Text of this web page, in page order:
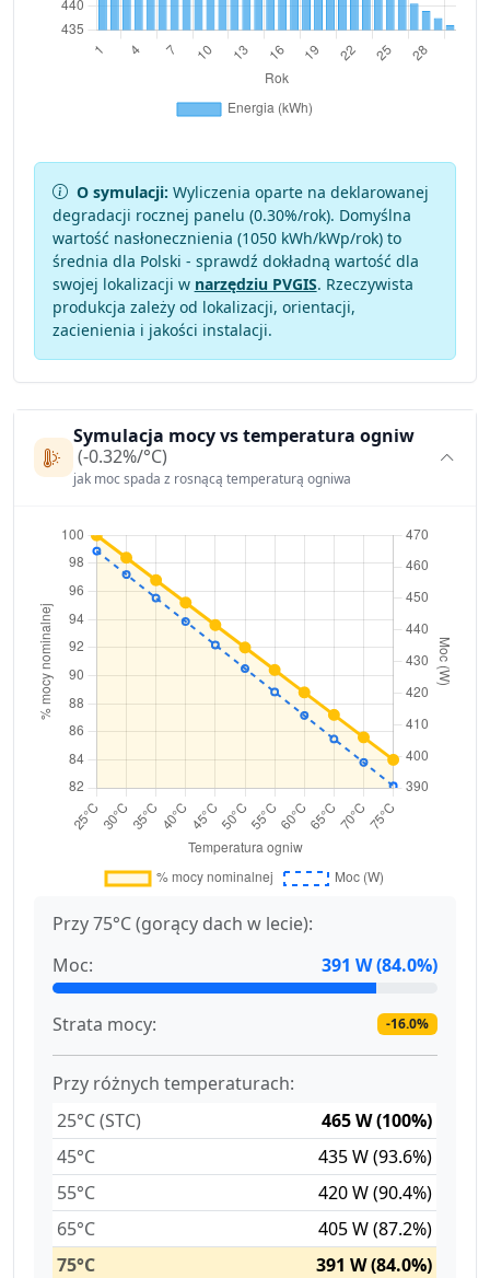
O symulacji: Wyliczenia oparte na deklarowanej
degradacji rocznej panelu (0.30%/rok). Domyślna
wartość nasłonecznienia (1050 kWh/kWp/rok) to
średnia dla Polski - sprawdź dokładną wartość dla
swojej lokalizacji w narzędziu PVGIS. Rzeczywista
produkcja zależy od lokalizacji, orientacji,
zacienienia i jakości instalacji.
Symulacja mocy vs temperatura ogniw
(-0.32%/°C)
jak moc spada z rosnącą temperaturą ogniwa
Przy 75°C (gorący dach w lecie):
Moc:
391 W (84.0%)
Strata mocy: -16.0%
Przy różnych temperaturach:
25°C (STC)
465 W (100%)
45°C
435 W (93.6%)
55°C
420 W (90.4%)
65°C
405 W (87.2%)
75°C
391 W (84.0%)